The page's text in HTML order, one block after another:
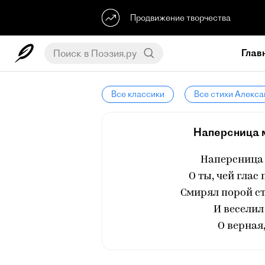
Продвижение творчества
Все классики Все стихи
Наперсница
О ты, чей
Смирял порой
И
О